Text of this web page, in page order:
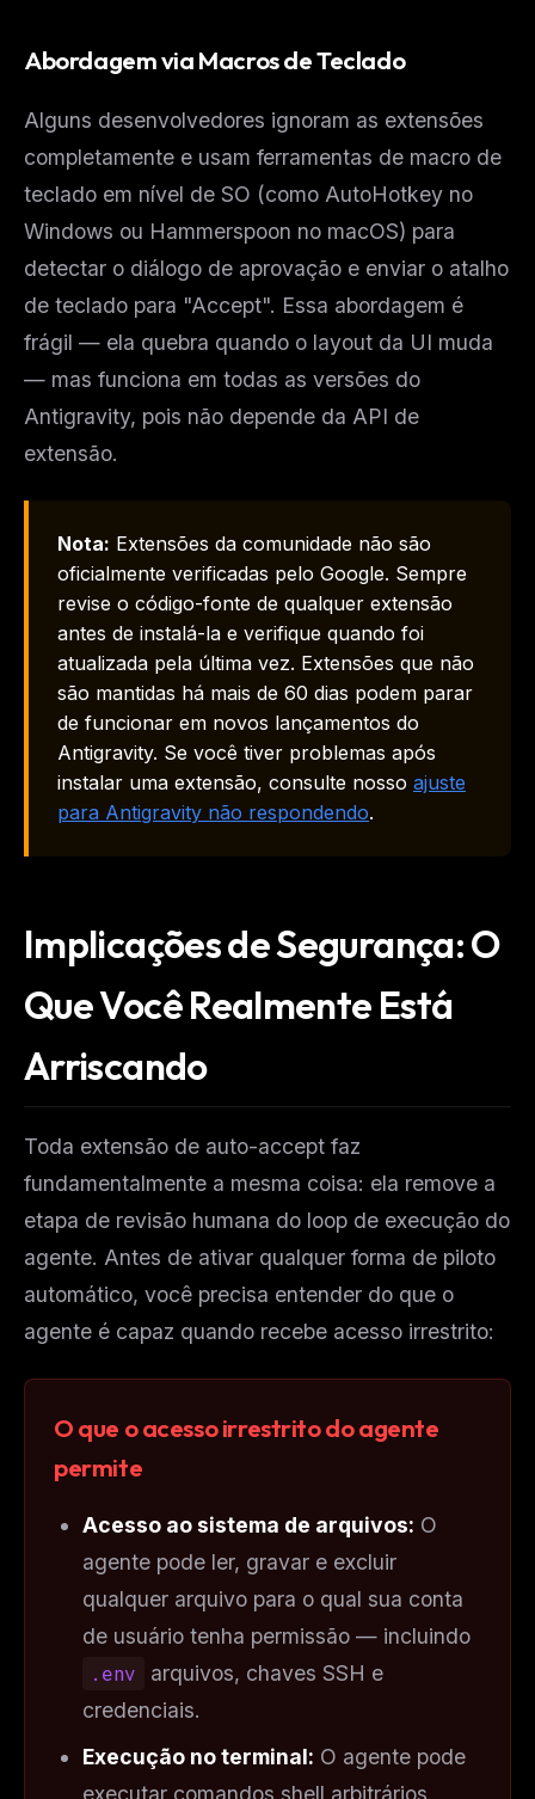
Abordagem via Macros de Teclado
Alguns desenvolvedores ignoram as extensões
completamente e usam ferramentas de macro de
teclado em nível de SO (como AutoHotkey no
Windows ou Hammerspoon no macOS) para
detectar o diálogo de aprovação e enviar o atalho
de teclado para "Accept". Essa abordagem é
frágil — ela quebra quando o layout da UI muda
— mas funciona em todas as versões do
Antigravity, pois não depende da API de
extensão.
Nota: Extensões da comunidade não são
oficialmente verificadas pelo Google. Sempre
revise o código-fonte de qualquer extensão
antes de instalá-la e verifique quando foi
atualizada pela última vez. Extensões que não
são mantidas há mais de 60 dias podem parar
de funcionar em novos lançamentos do
Antigravity. Se você tiver problemas após
instalar uma extensão, consulte nosso ajuste
para Antigravity não respondendo.
Implicações de Segurança: O
Que Você Realmente Está
Arriscando
Toda extensão de auto-accept faz
fundamentalmente a mesma coisa: ela remove a
etapa de revisão humana do loop de execução do
agente. Antes de ativar qualquer forma de piloto
automático, você precisa entender do que o
agente é capaz quando recebe acesso irrestrito:
O que o acesso irrestrito do agente
permite
Acesso ao sistema de arquivos: O
agente pode ler, gravar e excluir
qualquer arquivo para o qual sua conta
de usuário tenha permissão — incluindo
.env
arquivos, chaves SSH e
credenciais.
Execução no terminal: O agente pode